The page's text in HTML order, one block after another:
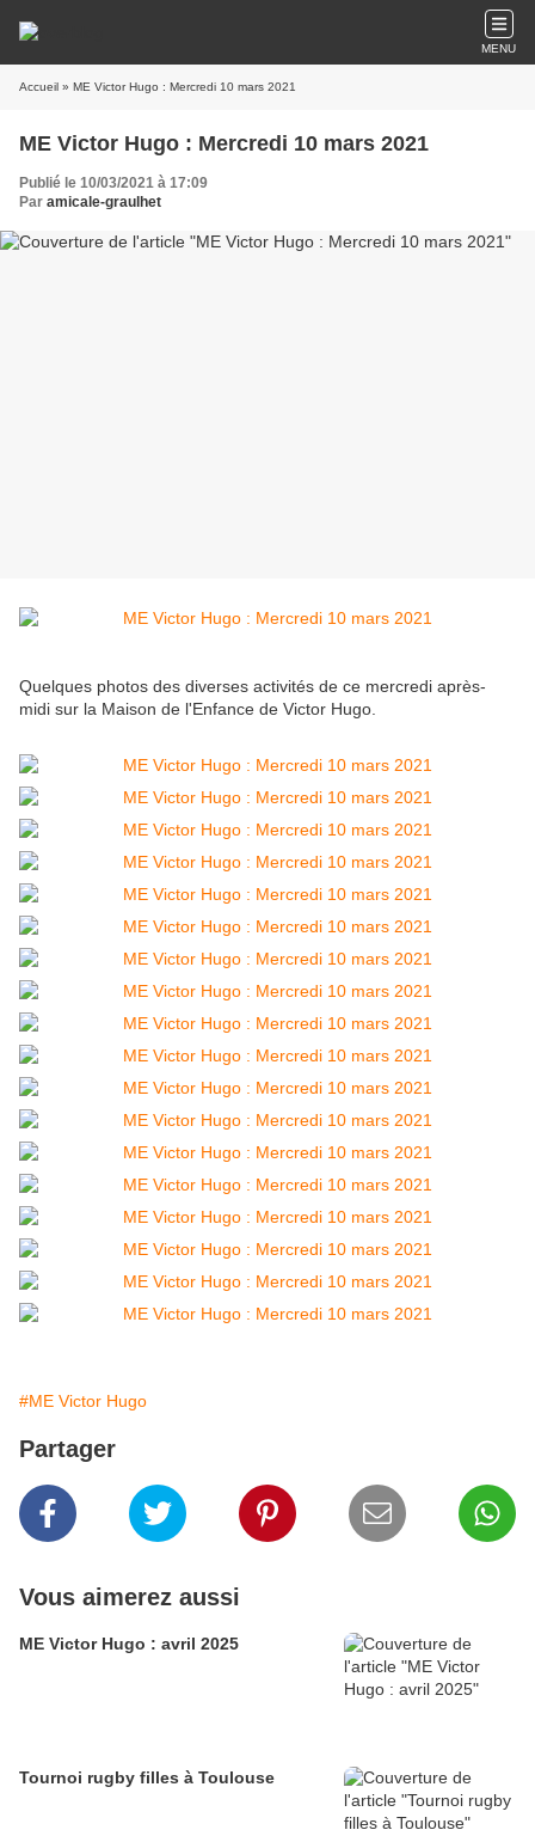
MENU
Accueil » ME Victor Hugo : Mercredi 10 mars 2021
ME Victor Hugo : Mercredi 10 mars 2021
Publié le 10/03/2021 à 17:09
Par amicale-graulhet
Quelques photos des diverses activités de ce mercredi après-
midi sur la Maison de l'Enfance de Victor Hugo.
#ME Victor Hugo
Partager
Vous aimerez aussi
ME Victor Hugo : avril 2025
Tournoi rugby filles à Toulouse